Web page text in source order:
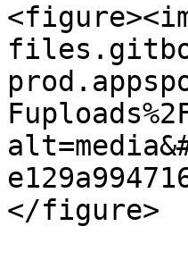
</figure>